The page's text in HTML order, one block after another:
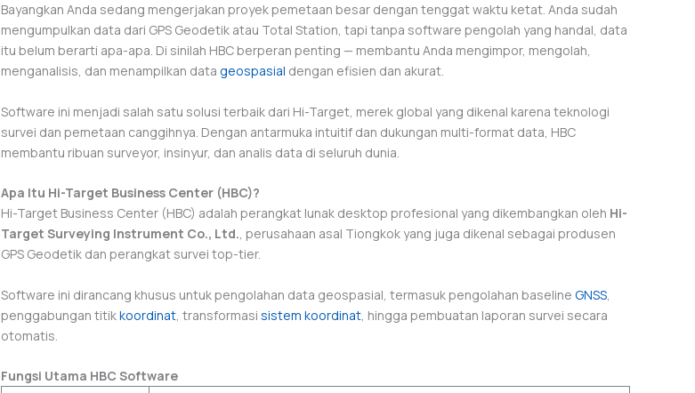
Bayangkan Anda sedang mengerjakan proyek pemetaan besar dengan tenggat waktu ketat. Anda sudah
mengumpulkan data dari GPS Geodetik atau Total Station, tapi tanpa software pengolah yang handal, data
itu belum berarti apa-apa. Di sinilah HBC berperan penting — membantu Anda mengimpor, mengolah,
menganalisis, dan menampilkan data geospasial dengan efisien dan akurat.
Software ini menjadi salah satu solusi terbaik dari Hi-Target, merek global yang dikenal karena teknologi
survei dan pemetaan canggihnya. Dengan antarmuka intuitif dan dukungan multi-format data, HBC
membantu ribuan surveyor, insinyur, dan analis data di seluruh dunia.
Apa Itu Hi-Target Business Center (HBC)?
Hi-Target Business Center (HBC) adalah perangkat lunak desktop profesional yang dikembangkan oleh Hi-
Target Surveying Instrument Co., Ltd., perusahaan asal Tiongkok yang juga dikenal sebagai produsen
GPS Geodetik dan perangkat survei top-tier.
Software ini dirancang khusus untuk pengolahan data geospasial, termasuk pengolahan baseline GNSS
penggabungan titikkoordinat , transformasi sistem koordinat , hingga pembuatan laporan survei secara
otomatis.
Fungsi Utama HBC Software